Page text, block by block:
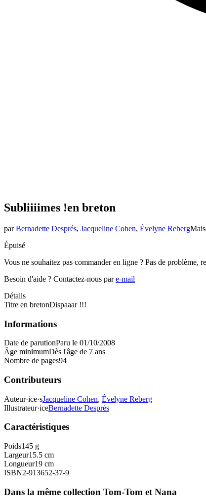
Subliiiimes !en breton
par Bernadette Després, Jacqueline Cohen, Évelyne Reberg
Épuisé
Vous ne souhaitez pas commander en ligne ? Pas de problème,
Besoin d'aide ? Contactez-nous pare-mail
Détails
Titre en bretonDispaaar !!!
Informations
Date de parutionParu le 01/10/2008
Âge minimumDès l'âge de 7 ans
Nombre de pages94
Contributeurs
Auteur·ice·sJacqueline Cohen, Évelyne Reberg
Illustrateur·iceBernadette Després
Caractéristiques
Poids145 g
Largeur15.5 cm
Longueur19 cm
ISBN2-913652-37-9
Dans la même collection Tom-Tom et Nana